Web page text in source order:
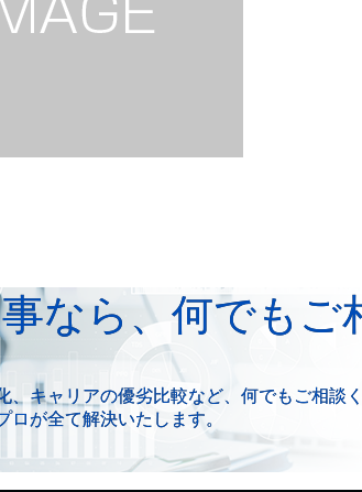
なら、何でもご
キャリアの優劣比較など、何でもご相談く
が全て解決いたします。